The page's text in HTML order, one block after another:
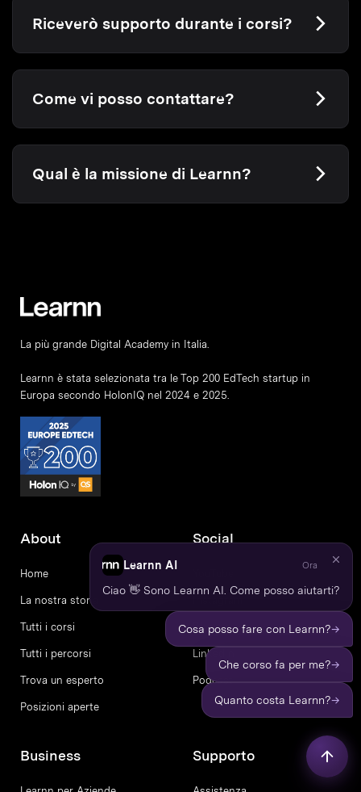
Riceverò supporto durante i corsi?
Come vi posso contattare?
Qual è la missione di Learnn?
La più grande Digital Academy in Italia.
Learnn è stata selezionata tra le Top 200 EdTech startup in
Europa secondo HolonIQ nel 2024 e 2025.
About
Home
La nostra storia
Tutti i corsi
Tutti i percorsi
Trova un esperto
Posizioni aperte
Social
Blog
LinkedIn
Podcast
Business Supporto
Learnn AI Ora
Ciao 👋 Sono Learnn AI. Come posso aiutarti?
Cosa posso fare con Learnn?→
Che corso fa per me?→
Quanto costa Learnn?→